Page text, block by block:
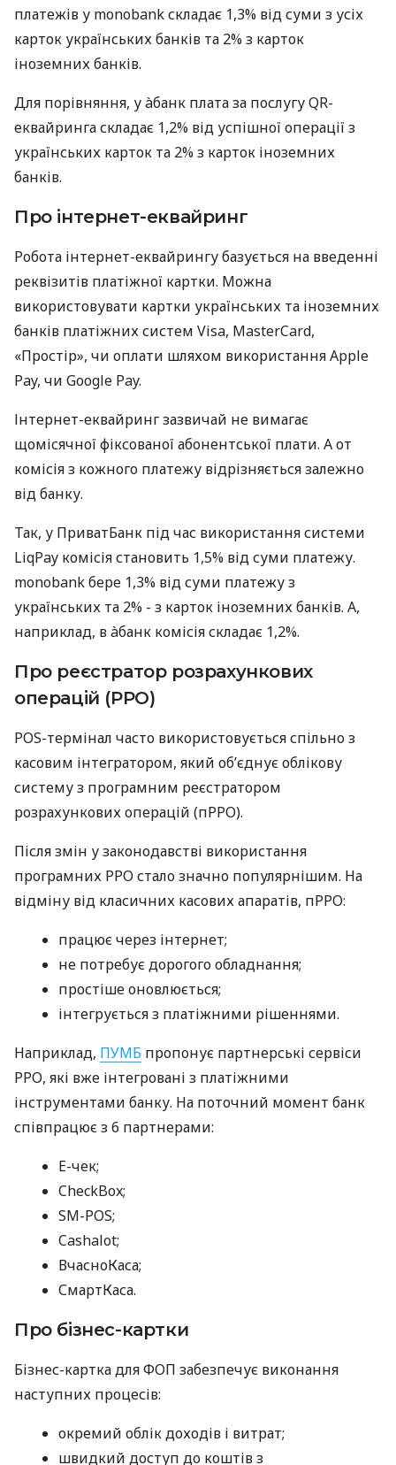
платежів у monobank складає 1,3% від суми з усіх
карток українських банків та 2% з карток
іноземних банків.
Для порівняння, у àбанк плата за послугу QR-
еквайринга складає 1,2% від успішної операції з
українських карток та 2% з карток іноземних
банків.
Про інтернет-еквайринг
Робота інтернет-еквайрингу базується на введенні
реквізитів платіжної картки. Можна
використовувати картки українських та іноземних
банків платіжних систем Visa, MasterCard,
«Простір», чи оплати шляхом використання Apple
Pay, чи Google Pay.
Інтернет-еквайринг зазвичай не вимагає
щомісячної фіксованої абонентської плати. А от
комісія з кожного платежу відрізняється залежно
від банку.
Так, у ПриватБанк під час використання системи
LiqPay комісія становить 1,5% від суми платежу.
monobank бере 1,3% від суми платежу з
українських та 2% - з карток іноземних банків. А,
наприклад, в àбанк комісія складає 1,2%.
Про реєстратор розрахункових
операцій (РРО)
POS-термінал часто використовується спільно з
касовим інтегратором, який об’єднує облікову
систему з програмним реєстратором
розрахункових операцій (пРРО).
Після змін у законодавстві використання
програмних РРО стало значно популярнішим. На
відміну від класичних касових апаратів, пРРО:
працює через інтернет;
не потребує дорогого обладнання;
простіше оновлюється;
інтегрується з платіжними рішеннями.
Наприклад, ПУМБ пропонує партнерські сервіси
РРО, які вже інтегровані з платіжними
інструментами банку. На поточний момент банк
співпрацює з 6 партнерами:
E-чек;
CheckBox;
SM-POS;
Cashalot;
ВчасноКаса;
СмартКаса.
Про бізнес-картки
Бізнес-картка для ФОП забезпечує виконання
наступних процесів:
окремий облік доходів і витрат;
швидкий доступ до коштів з